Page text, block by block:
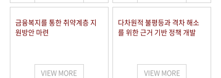
금융복지를 통한 취약계층 지
원방안 마련
VIEW MORE
다차원적 불평등과 격차 해소
를 위한 근거 기반 정책 개발
VIEW MORE